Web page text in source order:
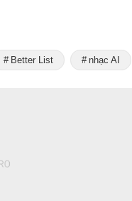
Better List nhạc AI